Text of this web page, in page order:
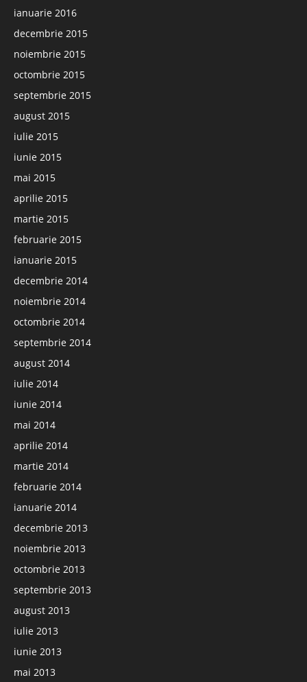
ianuarie 2016
decembrie 2015
noiembrie 2015
octombrie 2015
septembrie 2015
august 2015
iulie 2015
iunie 2015
mai 2015
aprilie 2015
martie 2015
februarie 2015
ianuarie 2015
decembrie 2014
noiembrie 2014
octombrie 2014
septembrie 2014
august 2014
iulie 2014
iunie 2014
mai 2014
aprilie 2014
martie 2014
februarie 2014
ianuarie 2014
decembrie 2013
noiembrie 2013
octombrie 2013
septembrie 2013
august 2013
iulie 2013
iunie 2013
mai 2013